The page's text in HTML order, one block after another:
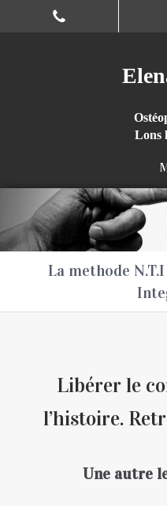
Lons
La methode
Libérer le
l’histoire.
Une autre